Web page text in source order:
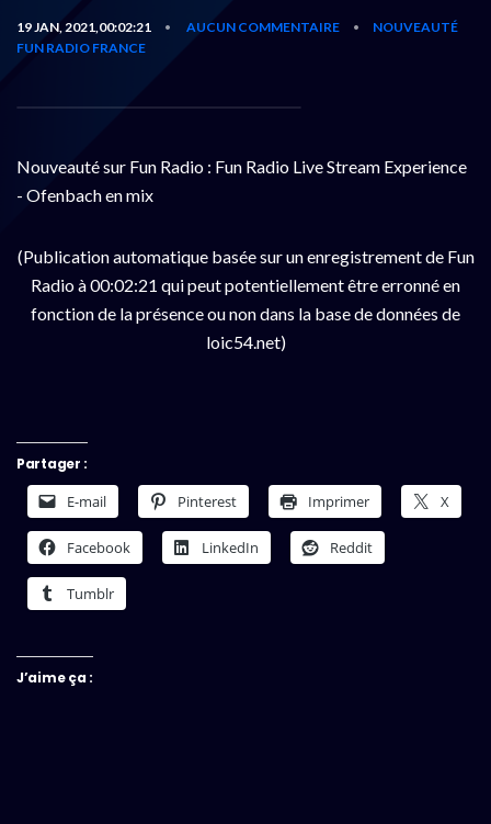
19 JAN, 2021,00:02:21 • AUCUN COMMENTAIRE •
NOUVEAUTÉ
FUN RADIO FRANCE
Nouveauté sur Fun Radio : Fun Radio Live Stream Experience
- Ofenbach en mix
(Publication automatique basée sur un enregistrement de Fun
Radio à 00:02:21 qui peut potentiellement être erronné en
fonction de la présence ou non dans la base de données de
loic54.net)
Partager :
E-mail Pinterest Imprimer X
Facebook LinkedIn Reddit
Tumblr
J’aime ça :